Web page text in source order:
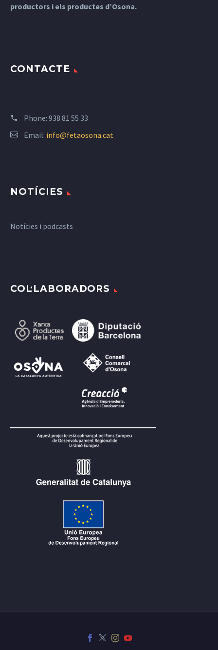
productors i els productes d’Osona.
CONTACTE
Phone: 938 81 55 33
Email: info@fetaosona.cat
NOTÍCIES
Notícies i podcasts
COL·LABORADORS